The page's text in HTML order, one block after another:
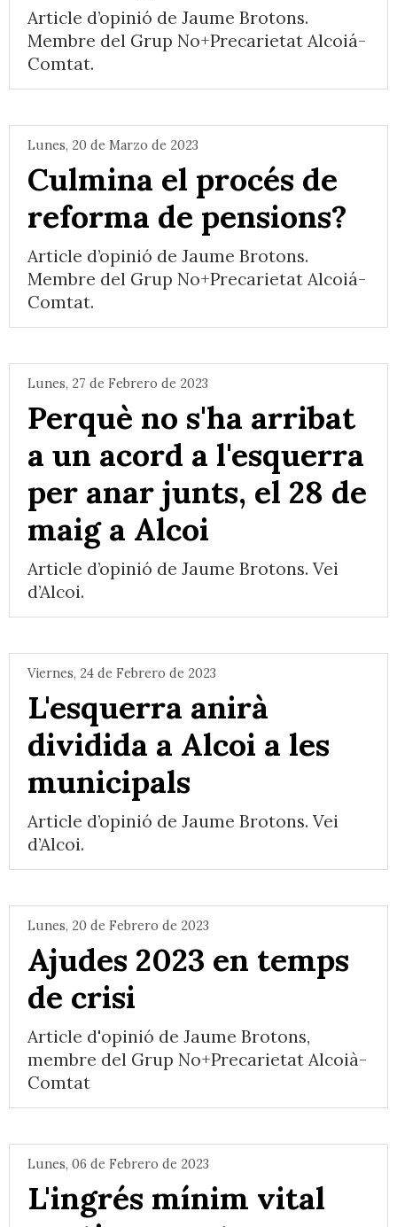
Article d’opinió de Jaume Brotons.
Membre del Grup No+Precarietat Alcoiá-
Comtat.
Lunes, 20 de Marzo de 2023
Culmina el procés de
reforma de pensions?
Article d’opinió de Jaume Brotons.
Membre del Grup No+Precarietat Alcoiá-
Comtat.
Lunes, 27 de Febrero de 2023
Perquè no s'ha arribat
a un acord a l'esquerra
per anar junts, el 28 de
maig a Alcoi
Article d’opinió de Jaume Brotons. Vei
d’Alcoi.
Viernes, 24 de Febrero de 2023
L'esquerra anirà
dividida a Alcoi a les
municipals
Article d’opinió de Jaume Brotons. Vei
d’Alcoi.
Lunes, 20 de Febrero de 2023
Ajudes 2023 en temps
de crisi
Article d'opinió de Jaume Brotons,
membre del Grup No+Precarietat Alcoià-
Comtat
Lunes, 06 de Febrero de 2023
L'ingrés mínim vital